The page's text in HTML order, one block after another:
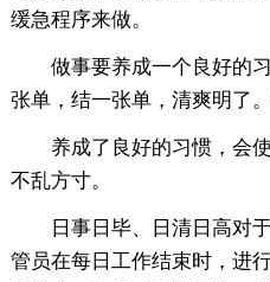
缓急程序来做。
做事要养成一个良好的
张单，结一张单，清爽明了
养成了良好的习惯，会
不乱方寸。
日事日毕、日清日高对
管员在每日工作结束时，进